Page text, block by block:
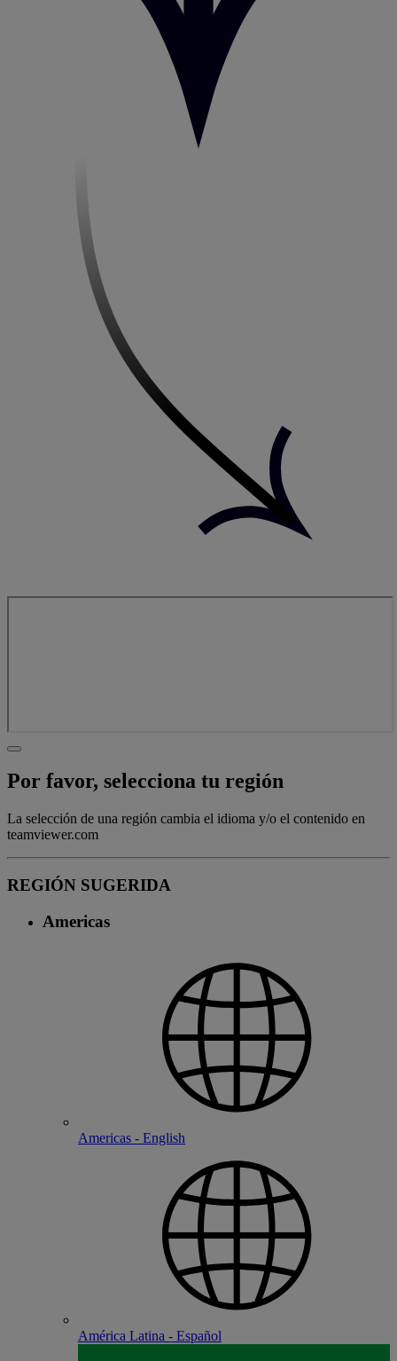
Por favor, selecciona tu región
La selección de una región cambia el idioma y/o el contenido en
teamviewer.com
REGIÓN SUGERIDA
Americas
Americas - English
América Latina - Español